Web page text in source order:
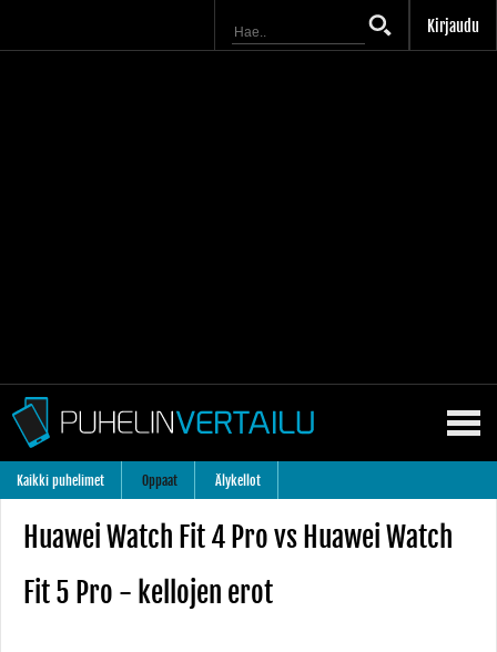
Kirjaudu
Kaikki puhelimet Oppaat Älykellot
Huawei Watch Fit 4 Pro vs Huawei Watch
Fit 5 Pro - kellojen erot